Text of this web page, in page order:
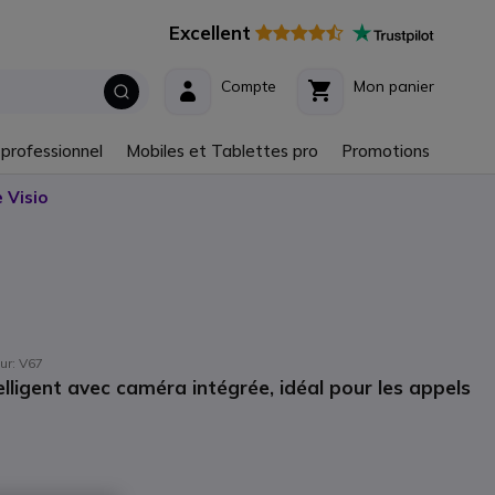
Excellent
Mon panier
Compte
Mobiles et Tablettes pro Promotions
Visio
V67
avec caméra intégrée, idéal pour les appels